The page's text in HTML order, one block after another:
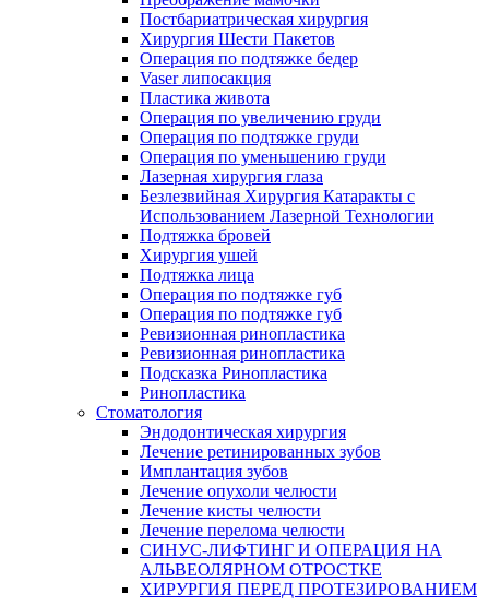
Постбариатрическая хирургия
Хирургия Шести Пакетов
Операция по подтяжке бедер
Vaser липосакция
Пластика живота
Операция по увеличению груди
Операция по подтяжке груди
Операция по уменьшению груди
Лазерная хирургия глаза
Безлезвийная Хирургия Катаракты с
Использованием Лазерной Технологии
Подтяжка бровей
Хирургия ушей
Подтяжка лица
Операция по подтяжке губ
Операция по подтяжке губ
Ревизионная ринопластика
Ревизионная ринопластика
Подсказка Ринопластика
Ринопластика
Стоматология
Эндодонтическая хирургия
Лечение ретинированных зубов
Имплантация зубов
Лечение опухоли челюсти
Лечение кисты челюсти
Лечение перелома челюсти
СИНУС-ЛИФТИНГ И ОПЕРАЦИЯ НА
АЛЬВЕОЛЯРНОМ ОТРОСТКЕ
ХИРУРГИЯ ПЕРЕД ПРОТЕЗИРОВАНИЕМ